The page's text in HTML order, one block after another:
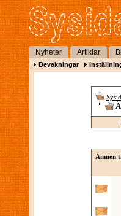
Nyheter Artiklar
Bevakningar
Ämnen